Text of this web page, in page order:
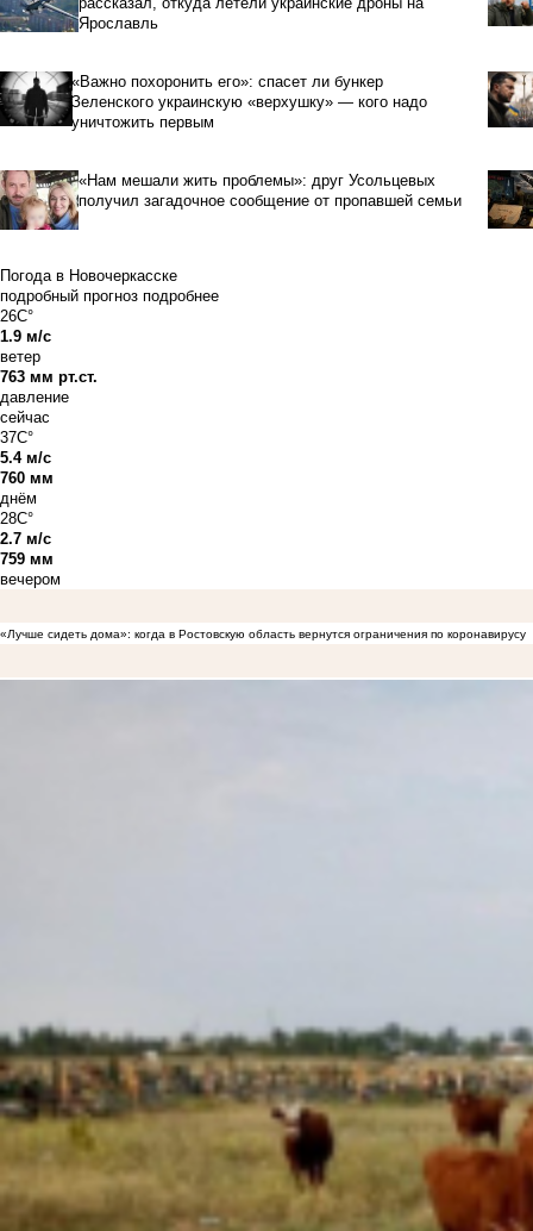
Ярославль
«Важно похоронить его»: спасет ли бункер
Зеленского украинскую «верхушку» — кого надо
уничтожить первым
«Нам мешали жить проблемы»: друг Усольцевых
получил загадочное сообщение от пропавшей семьи
Погода в Новочеркасске
подробный прогноз подробнее
26C°
1.9 м/с
ветер
763 мм рт.ст.
давление
сейчас
37C°
5.4 м/с
760 мм
днём
28C°
2.7 м/с
759 мм
вечером
«Лучше сидеть дома»: когда в Ростовскую область вернутся ограничения по коронавирусу